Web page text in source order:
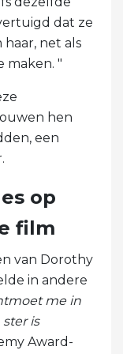
dat ze
haar, net als
maken. "
hen
een
op
film
van Dorothy
in andere
me in
ster is
Award-